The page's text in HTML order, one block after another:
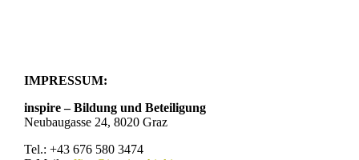
IMPRESSUM:
inspire – Bildung und Beteiligung
Neubaugasse 24, 8020 Graz
Tel.: +43 676 580 3474